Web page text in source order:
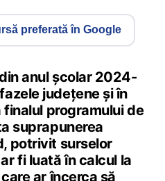
preferată în Google
anul școlar 2024-
județene și în
programului de
suprapunerea
potrivit surselor
fi luată în calcul la
ar încerca să